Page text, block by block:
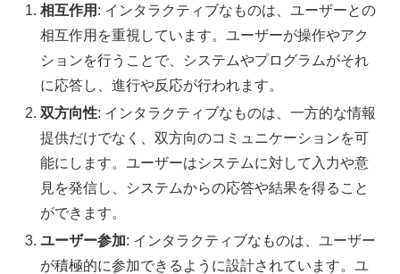
相互作用 : インタラクティブなものは、ユーザーとの
相互作用を重視しています。ユーザーが操作やアク
ションを行うことで、システムやプログラムがそれ
に応答し、進行や反応が行われます。
双方向性: インタラクティブなものは、一方的な情報
提供だけでなく、双方向のコミュニケーションを可
能にします。ユーザーはシステムに対して入力や意
見を発信し、システムからの応答や結果を得ること
ができます。
ユーザー参加: インタラクティブなものは、ユーザー
が積極的に参加できるように設計されています。ユ